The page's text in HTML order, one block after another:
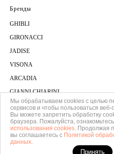
Бренды
GHIBLI
GIRONACCI
JADISE
VISONA
ARCADIA
GIANNI CHIARINI
Мы обрабатываем cookies с целью
сервисов и чтобы пользоваться
Вы можете запретить обработку
браузера. Пожалуйста,
использования cookies. Продолжая
вы соглашаетесь с Политикой
данных.
Принять